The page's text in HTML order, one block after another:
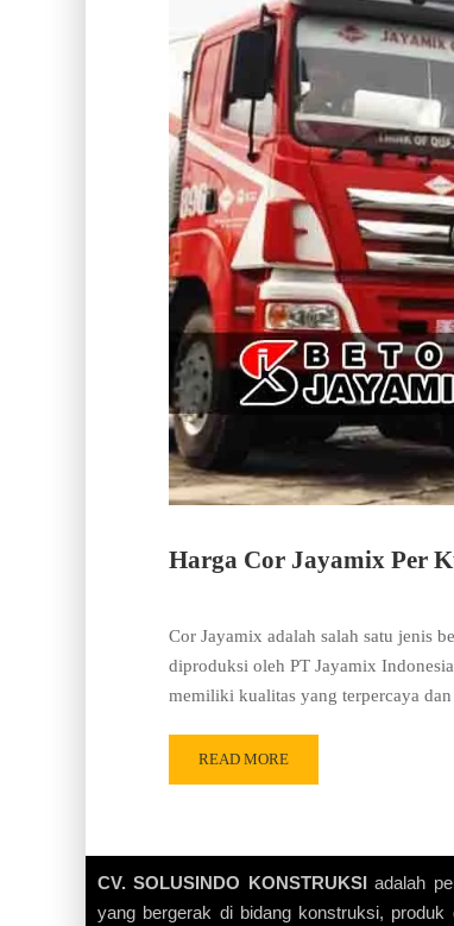
Harga Cor Jayamix Per
Cor Jayamix adalah salah satu jenis
diproduksi oleh PT Jayamix
memiliki kualitas yang terpercaya
READ MORE
CV. SOLUSINDO KONSTRUKSI adalah
yang bergerak di bidang konstruksi, produk